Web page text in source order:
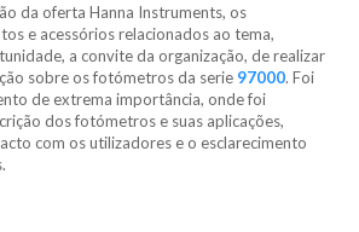
da oferta Hanna Instruments, os
e acessórios relacionados ao tema,
a convite da organização, de realizar
sobre os fotómetros da serie 97000. Foi
de extrema importância, onde foi
dos fotómetros e suas aplicações,
com os utilizadores e o esclarecimento